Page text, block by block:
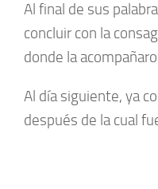
Al final de sus
concluir con la
donde la
Al día siguiente, ya
después de la cual